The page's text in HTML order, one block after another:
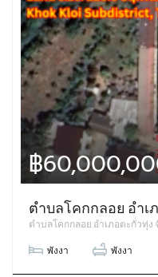
฿
ตำบลโคกกลอย อำเ
ตำบลโคกกลอย อำเภอตะกั่วทุ่ง
พังงา พังงา